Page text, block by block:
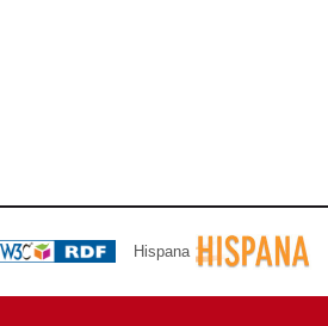
Hispana